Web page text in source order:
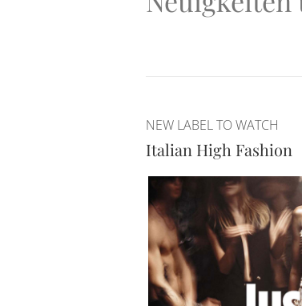
NEW LABEL TO WATCH
Italian High Fashion